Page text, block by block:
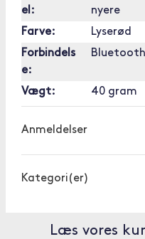
el:
nyere
Farve:
Lyserød
Forbindels
e:
Vægt: 40 gram
Anmeldelser
Kategori(er)
Læs vores